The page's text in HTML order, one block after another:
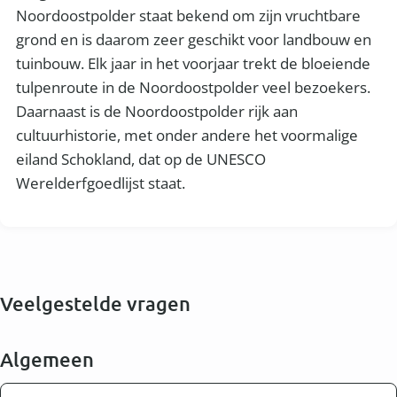
Noordoostpolder staat bekend om zijn vruchtbare
grond en is daarom zeer geschikt voor landbouw en
tuinbouw. Elk jaar in het voorjaar trekt de bloeiende
tulpenroute in de Noordoostpolder veel bezoekers.
Daarnaast is de Noordoostpolder rijk aan
cultuurhistorie, met onder andere het voormalige
eiland Schokland, dat op de UNESCO
Werelderfgoedlijst staat.
Veelgestelde vragen
Algemeen